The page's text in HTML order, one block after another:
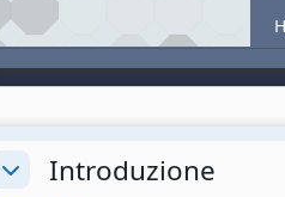
MinimizzaIntroduzione